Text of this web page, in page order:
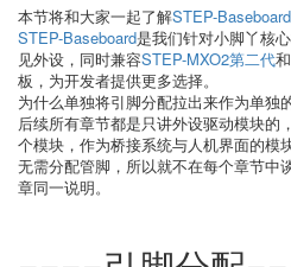
本节将和大家一起了解STEP-Baseboard
STEP-Baseboard是我们针对小脚丫核
见外设，同时兼容STEP-MXO2第二代和
板，为开发者提供更多选择。
为什么单独将引脚分配拉出来作为单独
后续所有章节都是只讲外设驱动模块的
个模块，作为桥接系统与人机界面的模
无需分配管脚，所以就不在每个章节中
章同一说明。